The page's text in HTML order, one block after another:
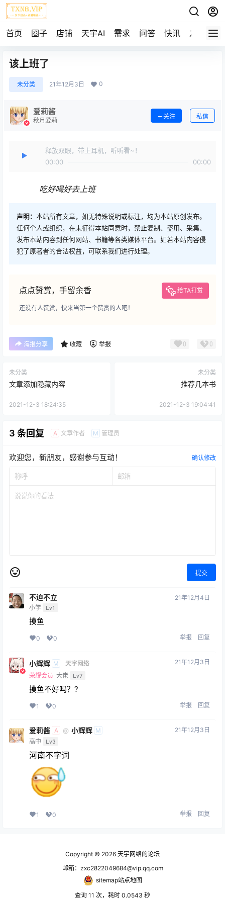
首页 圈子 店铺 天宇AI 需求 问答 快讯 友链
该上班了
未分类 21年12月3日 0
爱莉酱
秋月爱莉
关注 私信
释放双眼，带上耳机，听听看~！
00:00
00:00
吃好喝好去上班
声明： 本站所有文章，如无特殊说明或标注，均为本站原创发布。
任何个人或组织，在未征得本站同意时，禁止复制、盗用、采集、
发布本站内容到任何网站、书籍等各类媒体平台。如若本站内容侵
犯了原著者的合法权益，可联系我们进行处理。
点点赞赏，手留余香 给TA打赏
还没有人赞赏，快来当第一个赞赏的人吧！
海报分享 收藏 举报 0 0
未分类
文章添加隐藏内容
2021-12-3 18:24:35
未分类
推荐几本书
2021-12-3 19:04:41
3 条回复 A 文章作者 M 管理员
欢迎您，新朋友，感谢参与互动！ 确认修改
提交
不迫不立
小学 Lv1
21年12月4日
摸鱼
0 0 举报 回复
小辉辉 M
天宇网络
荣耀会员 大佬 Lv7
21年12月3日
摸鱼不好吗？?
1 0 举报 回复
爱莉酱 A @ 小辉辉 M
高中
Lv3
21年12月3日
河南不字词
1 0 举报 回复
Copyright © 2026 天宇网络的论坛
邮箱：zxc2822049684@vip.qq.com
sitemap站点地图
查询 11 次，耗时 0.0543 秒